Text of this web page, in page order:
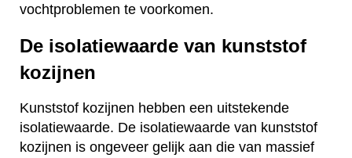
vochtproblemen te voorkomen.
De isolatiewaarde van kunststof
kozijnen
Kunststof kozijnen hebben een uitstekende
isolatiewaarde. De isolatiewaarde van kunststof
kozijnen is ongeveer gelijk aan die van massief